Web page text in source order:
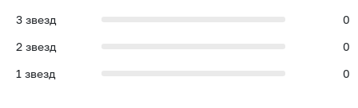
3 звезд
0
2 звезд
0
1 звезд 0